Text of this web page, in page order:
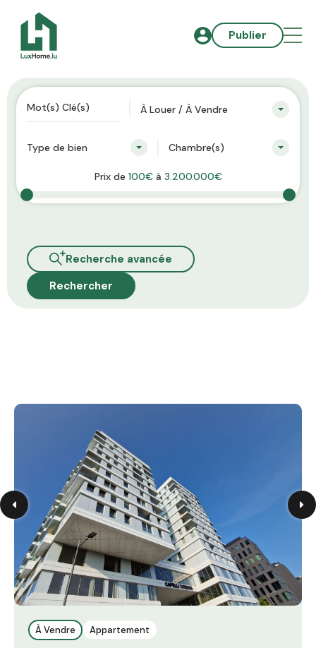
Publier
À Louer / À Vendre
Type de bien Chambre(s)
Prix de 100€à 3.200.000€
Recherche avancée
Rechercher
À Vendre Appartement